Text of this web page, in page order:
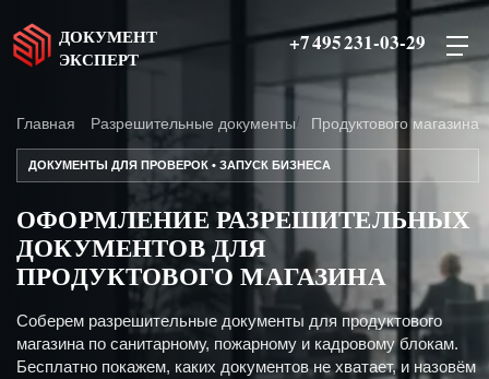
ДОКУМЕНТ
ЭКСПЕРТ
+7 495 231-03-29
Главная Разрешительные документы Продуктового магазина
ДОКУМЕНТЫ ДЛЯ ПРОВЕРОК • ЗАПУСК БИЗНЕСА
ОФОРМЛЕНИЕ РАЗРЕШИТЕЛЬНЫХ
ДОКУМЕНТОВ ДЛЯ
ПРОДУКТОВОГО МАГАЗИНА
Соберем разрешительные документы для продуктового
магазина по санитарному, пожарному и кадровому блокам.
Бесплатно покажем, каких документов не хватает, и назовём